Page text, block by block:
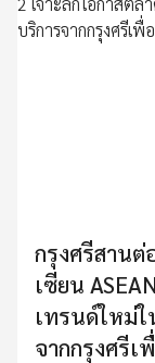
กรุงศรีสานต่
เซียน
เทรนด์ใหม่
จากกรุงศรี